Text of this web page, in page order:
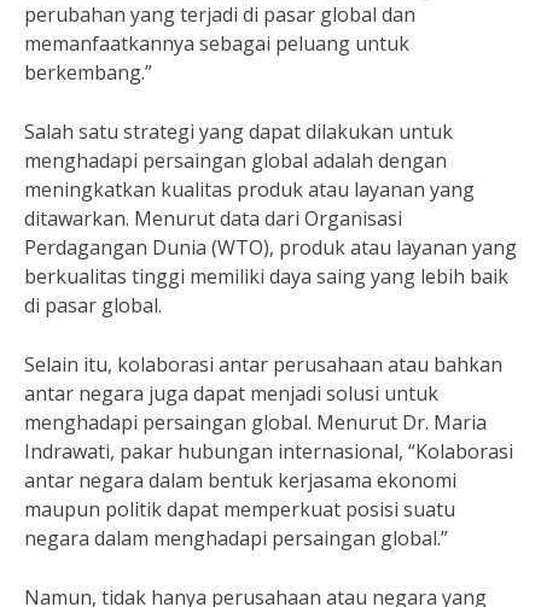
perubahan yang terjadi di pasar global dan
memanfaatkannya sebagai peluang untuk
berkembang.”
Salah satu strategi yang dapat dilakukan untuk
menghadapi persaingan global adalah dengan
meningkatkan kualitas produk atau layanan yang
ditawarkan. Menurut data dari Organisasi
Perdagangan Dunia (WTO), produk atau layanan yang
berkualitas tinggi memiliki daya saing yang lebih baik
di pasar global.
Selain itu, kolaborasi antar perusahaan atau bahkan
antar negara juga dapat menjadi solusi untuk
menghadapi persaingan global. Menurut Dr. Maria
Indrawati, pakar hubungan internasional, “Kolaborasi
antar negara dalam bentuk kerjasama ekonomi
maupun politik dapat memperkuat posisi suatu
negara dalam menghadapi persaingan global.”
Namun, tidak hanya perusahaan atau negara yang